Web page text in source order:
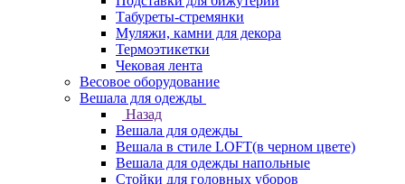
Табуреты-стремянки
Муляжи, камни для декора
Термоэтикетки
Чековая лента
Весовое оборудование
Вешала для одежды
Назад
Вешала для одежды
Вешала в стиле LOFT(в черном цвете)
Вешала для одежды напольные
Стойки для головных уборов